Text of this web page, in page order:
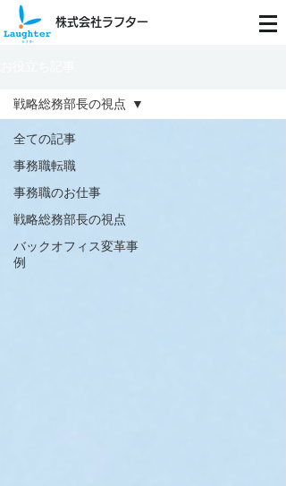
株式会社ラフター
全ての記事
事務職転職
事務職のお仕事
戦略総務部長の視点
バックオフィス変革事
例
戦略総務部長の視点